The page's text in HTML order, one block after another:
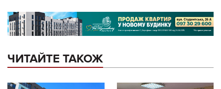
ЧИТАЙТЕ ТАКОЖ